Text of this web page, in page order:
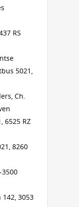
RS
5021,
Ch.
6525 RZ
8260
142, 3053